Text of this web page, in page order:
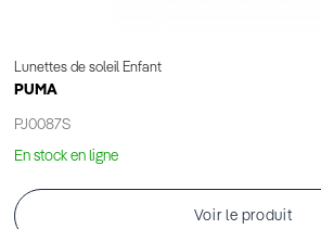
Lunettes de soleil Enfant
PUMA
PJ0087S
En stock en ligne
Voir le produit